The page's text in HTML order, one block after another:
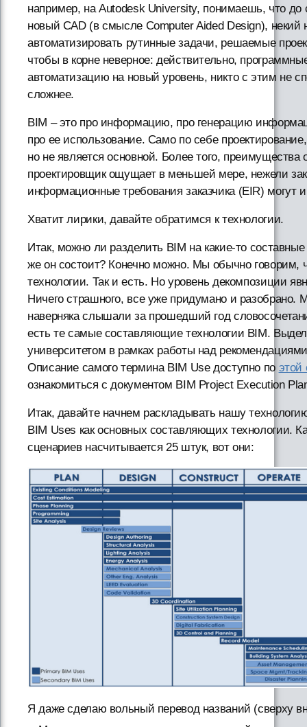
например, на Autodesk University, понимаешь, что до
новый CAD (в смысле Computer Aided Design),
автоматизировать рутинные задачи, решаемые
чтобы в корне неверное: действительно,
автоматизацию на новый уровень, никто с этим не
сложнее.
BIM – это про информацию, про генерацию
про ее использование. Само по себе
но не является основной. Более того, преимущества
проектировщик ощущает в меньшей мере, нежели
информационные требования заказчика (EIR) могут
Хватит лирики, давайте обратимся к технологии.
Итак, можно ли разделить BIM на какие-то
же он состоит? Конечно можно. Мы обычно говорим,
технологии. Так и есть. Но уровень декомпозиции
Ничего страшного, все уже придумано и разобрано.
наверняка слышали за прошедший год
есть те самые составляющие технологии BIM.
университетом в рамках работы над
Описание самого термина BIM Use доступно по этой
ознакомиться с документом BIM Project Execution
Итак, давайте начнем раскладывать нашу
BIM Uses как основных составляющих технологии.
сценариев насчитывается 25 штук, вот они:
Я даже сделаю вольный перевод названий (сверху